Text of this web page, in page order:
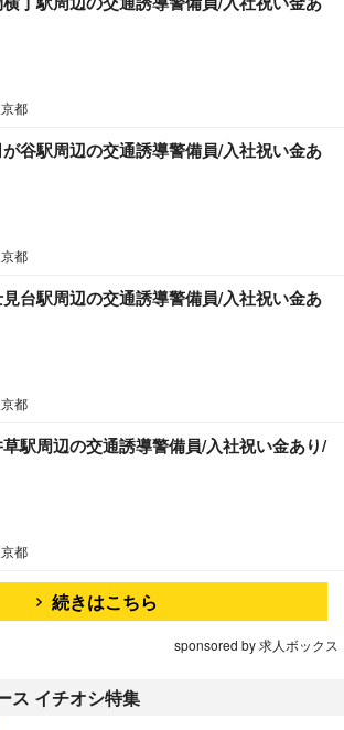
都
谷駅周辺の交通誘導警備員/入社祝い金あ
都
台駅周辺の交通誘導警備員/入社祝い金あ
都
駅周辺の交通誘導警備員/入社祝い金あり/
都
続きはこちら
sponsored by 求人ボックス
ス イチオシ特集